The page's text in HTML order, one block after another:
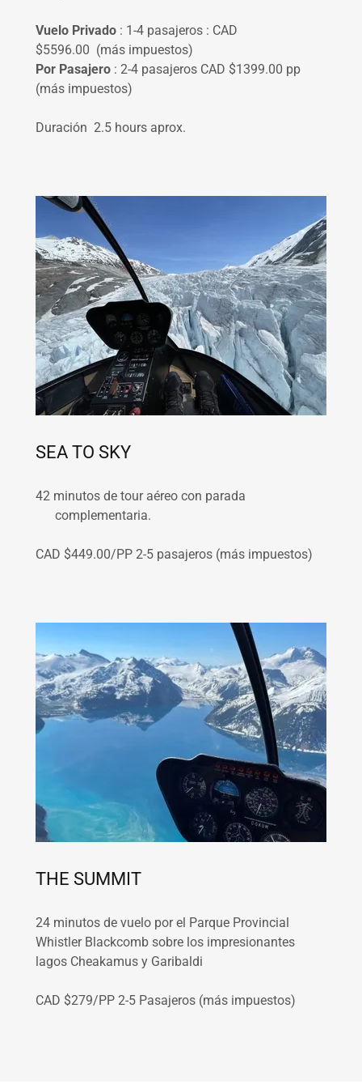
Vuelo Privado : 1-4 pasajeros : CAD
$5596.00 (más impuestos)
Por Pasajero : 2-4 pasajeros CAD $1399.00 pp
(más impuestos)
Duración 2.5 hours aprox.
SEA TO SKY
42 minutos de tour aéreo con parada
complementaria.
CAD $449.00/PP 2-5 pasajeros (más impuestos)
THE SUMMIT
24 minutos de vuelo por el Parque Provincial
Whistler Blackcomb sobre los impresionantes
lagos Cheakamus y Garibaldi
CAD $279/PP 2-5 Pasajeros (más impuestos)